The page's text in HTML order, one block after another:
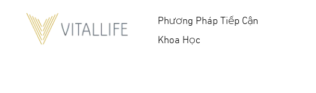
Phương Pháp Tiếp Cận
Khoa Học